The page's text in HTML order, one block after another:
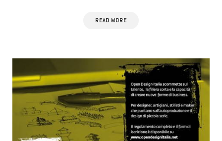
READ MORE